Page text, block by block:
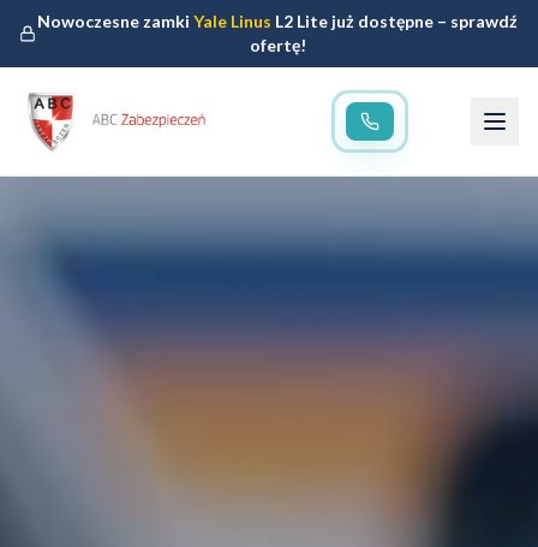
Nowoczesne zamkiYale Linus L2 Lite już dostępne – sprawdź
ofertę!